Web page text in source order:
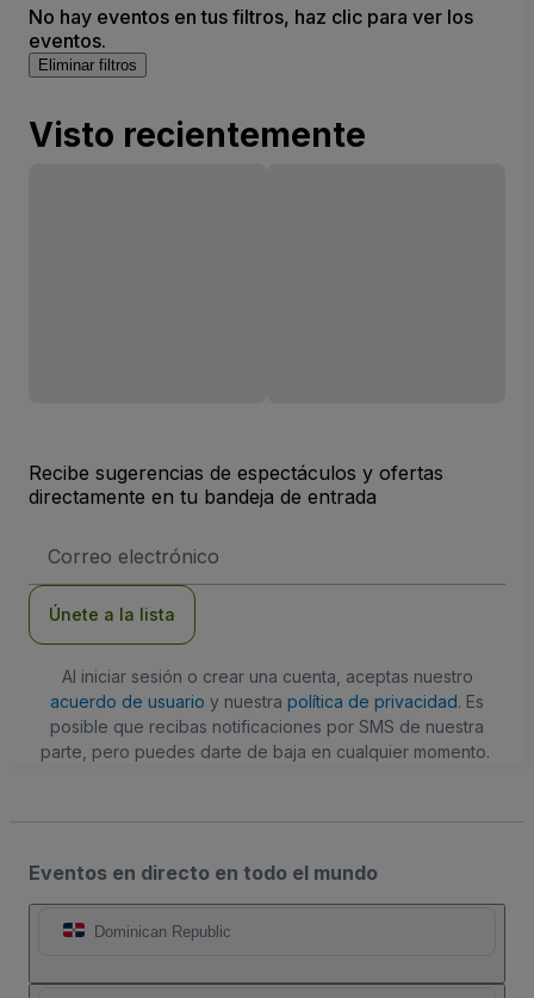
No hay eventos en tus filtros, haz clic para ver los
eventos.
Eliminar filtros
Visto recientemente
Recibe sugerencias de espectáculos y ofertas
directamente en tu bandeja de entrada
de
Únete a la lista
Al iniciar sesión o crear una cuenta, aceptas nuestro
acuerdo de usuario y nuestra política de privacidad. Es
posible que recibas notificaciones por SMS de nuestra
parte, pero puedes darte de baja en cualquier momento.
Eventos en directo en todo el mundo
Dominican Republic